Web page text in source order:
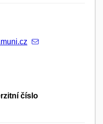
číslo